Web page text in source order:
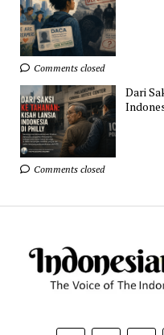
Comments closed
Dari
Comments closed